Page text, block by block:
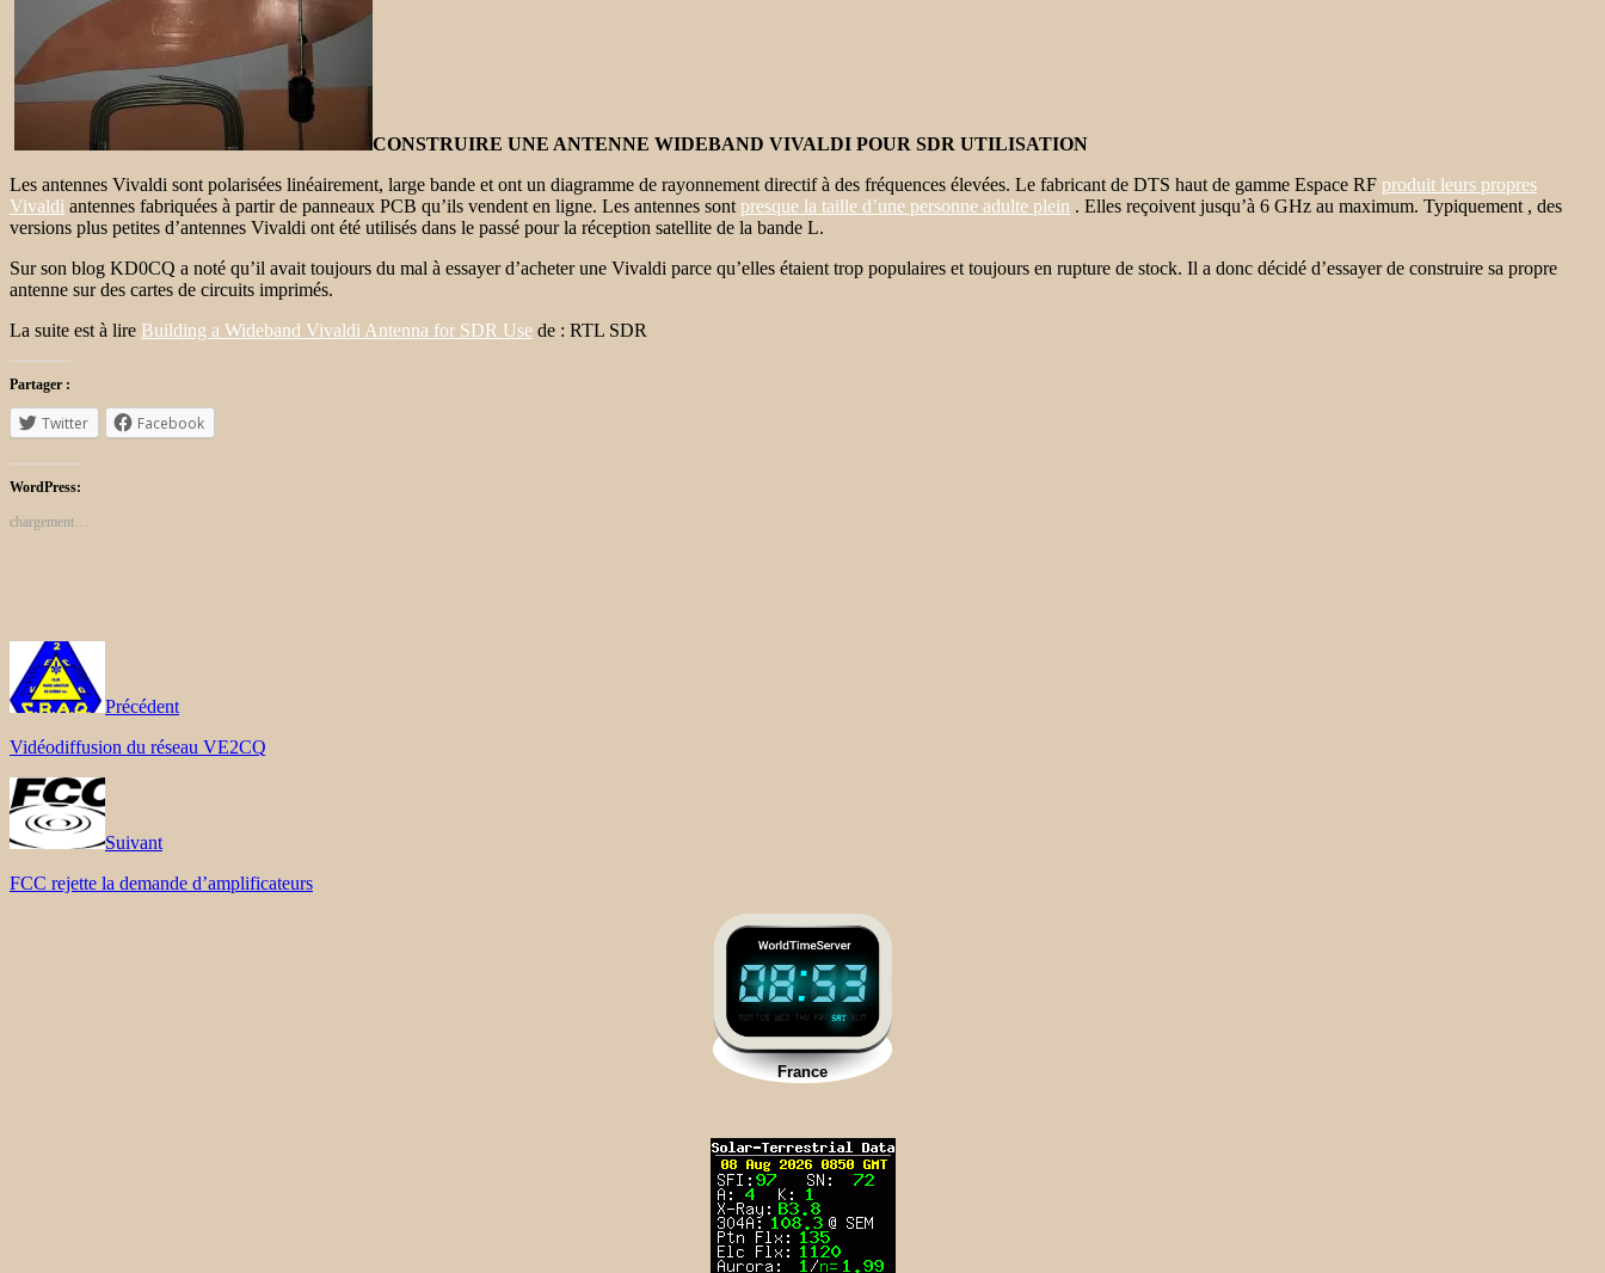
CONSTRUIRE UNE ANTENNE WIDEBAND VIVALDI POUR SDR UTILISATION
Les antennes Vivaldi sont polarisées linéairement, large bande et ont un diagramme de rayonnement directif à des fréquences élevées. Le fabricant de DTS haut de gamme Espace RF produit leurs propres
Vivaldi antennes fabriquées à partir de panneaux PCB qu’ils vendent en ligne. Les antennes sont presque la taille d’une personne adulte plein . Elles reçoivent jusqu’à 6 GHz au maximum. Typiquement , des
versions plus petites d’antennes Vivaldi ont été utilisés dans le passé pour la réception satellite de la bande L.
Sur son blog KD0CQ a noté qu’il avait toujours du mal à essayer d’acheter une Vivaldi parce qu’elles étaient trop populaires et toujours en rupture de stock. Il a donc décidé d’essayer de construire sa propre
antenne sur des cartes de circuits imprimés.
La suite est à lire Building a Wideband Vivaldi Antenna for SDR Use de : RTL SDR
Partager :
Twitter Facebook
WordPress:
chargement…
Précédent
Vidéodiffusion du réseau VE2CQ
Suivant
FCC rejette la demande d’amplificateurs